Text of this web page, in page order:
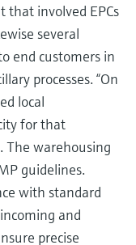
that involved EPCs
several
end customers in
processes. “On
local
for that
The warehousing
guidelines.
with standard
and
precise